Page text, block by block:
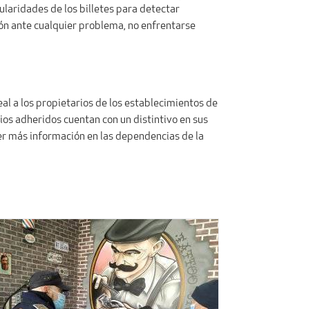
de los billetes para detectar
ante cualquier problema, no enfrentarse
a los propietarios de los establecimientos de
adheridos cuentan con un distintivo en sus
más información en las dependencias de la